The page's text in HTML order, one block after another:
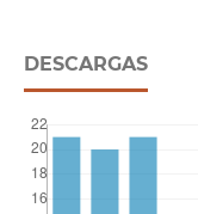
DESCARGAS